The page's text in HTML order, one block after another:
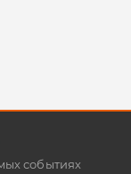
событиях